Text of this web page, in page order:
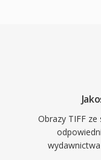
Obrazy TIFF